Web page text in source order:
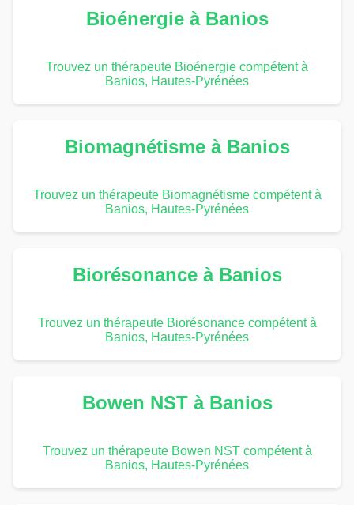
Bioénergie à Banios
Trouvez un thérapeute Bioénergie compétent à
Banios, Hautes-Pyrénées
Biomagnétisme à Banios
Trouvez un thérapeute Biomagnétisme compétent à
Banios, Hautes-Pyrénées
Biorésonance à Banios
Trouvez un thérapeute Biorésonance compétent à
Banios, Hautes-Pyrénées
Bowen NST à Banios
Trouvez un thérapeute Bowen NST compétent à
Banios, Hautes-Pyrénées